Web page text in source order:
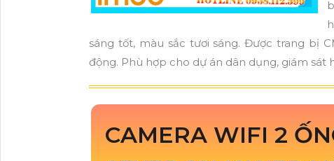
sáng tốt, màu sắc tươi sáng. Được trang bị
động. Phù hợp cho dự án dân dụng, giám sát
CAMERA WIFI 2